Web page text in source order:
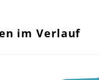
im Verlauf